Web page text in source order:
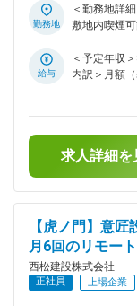
くの大規模
浜市役所な
Vision2027」
囲：会社の定
当社は「西
き、活力が
その実現に
いくことが
模な土木構
3年かけて施
アの案件につ
件について
事 ・省庁の
新規案件の
ください。 ■同ポジションの魅力点： ・より幅広い分野で挑
戦したい方
（所長）と
勤務地
＜勤務地詳
敷地内喫煙
給与
＜予定年収
内訳＞月額
／35歳：
を選択の場
金はあくま
求人詳細を
【虎ノ門】意
月6回のリモー
西松建設株式会社
正社員 上場企業